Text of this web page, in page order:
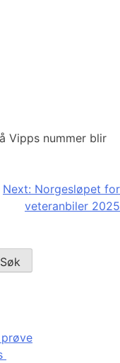
Vipps nummer blir
Next: Norgesløpet for
veteranbiler 2025
Søk